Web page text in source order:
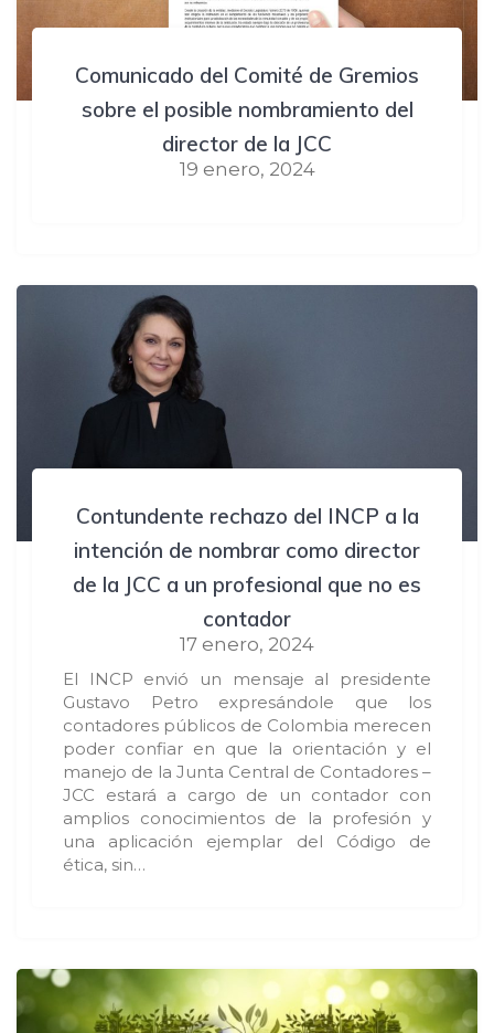
Comunicado del Comité de Gremios
sobre el posible nombramiento del
director de la JCC
19 enero, 2024
Contundente rechazo del INCP a la
intención de nombrar como director
de la JCC a un profesional que no es
contador
17 enero, 2024
El INCP envió un mensaje al presidente
Gustavo Petro expresándole que los
contadores públicos de Colombia merecen
poder confiar en que la orientación y el
manejo de la Junta Central de Contadores –
JCC estará a cargo de un contador con
amplios conocimientos de la profesión y
una aplicación ejemplar del Código de
ética, sin…